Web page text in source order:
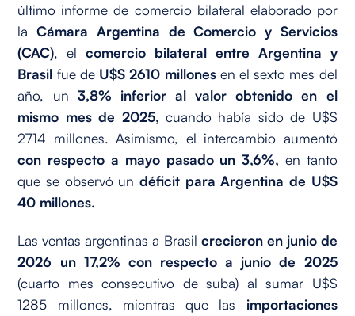
último informe de comercio bilateral elaborado por
laCámara Argentina de Comercio y Servicios
(CAC), elcomercio bilateral entre Argentina y
Brasil fue de U$S 2610 millonesen el sexto mes del
año, un 3,8% inferior al valor obtenido en el
mismo mes de 2025, cuando había sido de U$S
2714 millones. Asimismo, el intercambio aumentó
con respecto a mayo pasado un 3,6%, en tanto
que se observó un déficit para Argentina de U$S
40 millones.
Las ventas argentinas a Brasil crecieron en junio de
2026 un 17,2% con respecto a junio de 2025
(cuarto mes consecutivo de suba) al sumar U$S
1285 millones, mientras que las importaciones